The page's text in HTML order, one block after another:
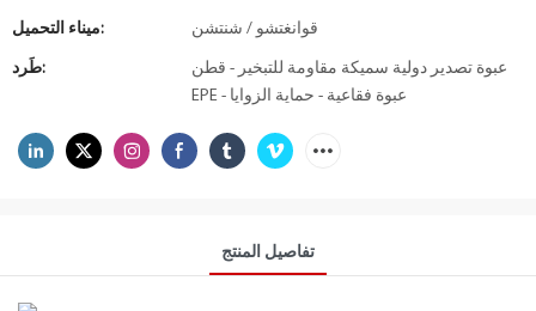
ميناء التحميل: قوانغتشو / شنتشن
طَرد:
عبوة تصدير دولية سميكة مقاومة للتبخير - قطن
EPE - عبوة فقاعية - حماية الزوايا
تفاصيل المنتج